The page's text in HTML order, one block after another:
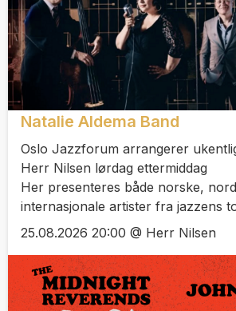
Natalie Aldema Band
Oslo Jazzforum arrangerer
Herr Nilsen lørdag ettermiddag
Her presenteres både norske,
internasjonale artister fra jazzens
25.08.2026 20:00 @ Herr Nilsen